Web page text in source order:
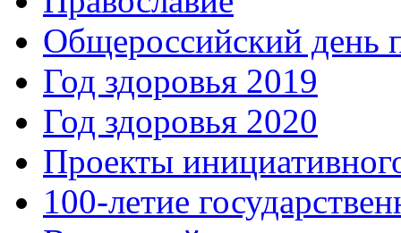
Общероссийский день
Год здоровья 2019
Год здоровья 2020
Проекты
100-летие